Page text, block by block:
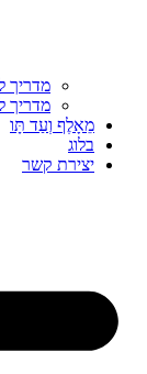
מדריך
מדריך
מֵאָלֶף וְעַד תָּו
בלוג
יצירת קשר